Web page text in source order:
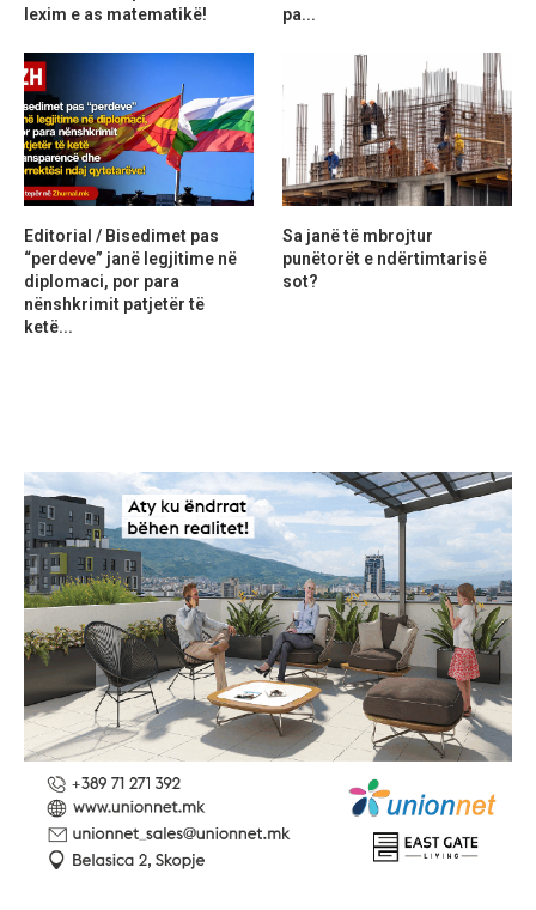
lexim e as matematikë!
pa...
Editorial / Bisedimet pas
“perdeve” janë legjitime në
diplomaci, por para
nënshkrimit patjetër të
ketë...
Sa janë të mbrojtur
punëtorët e ndërtimtarisë
sot?